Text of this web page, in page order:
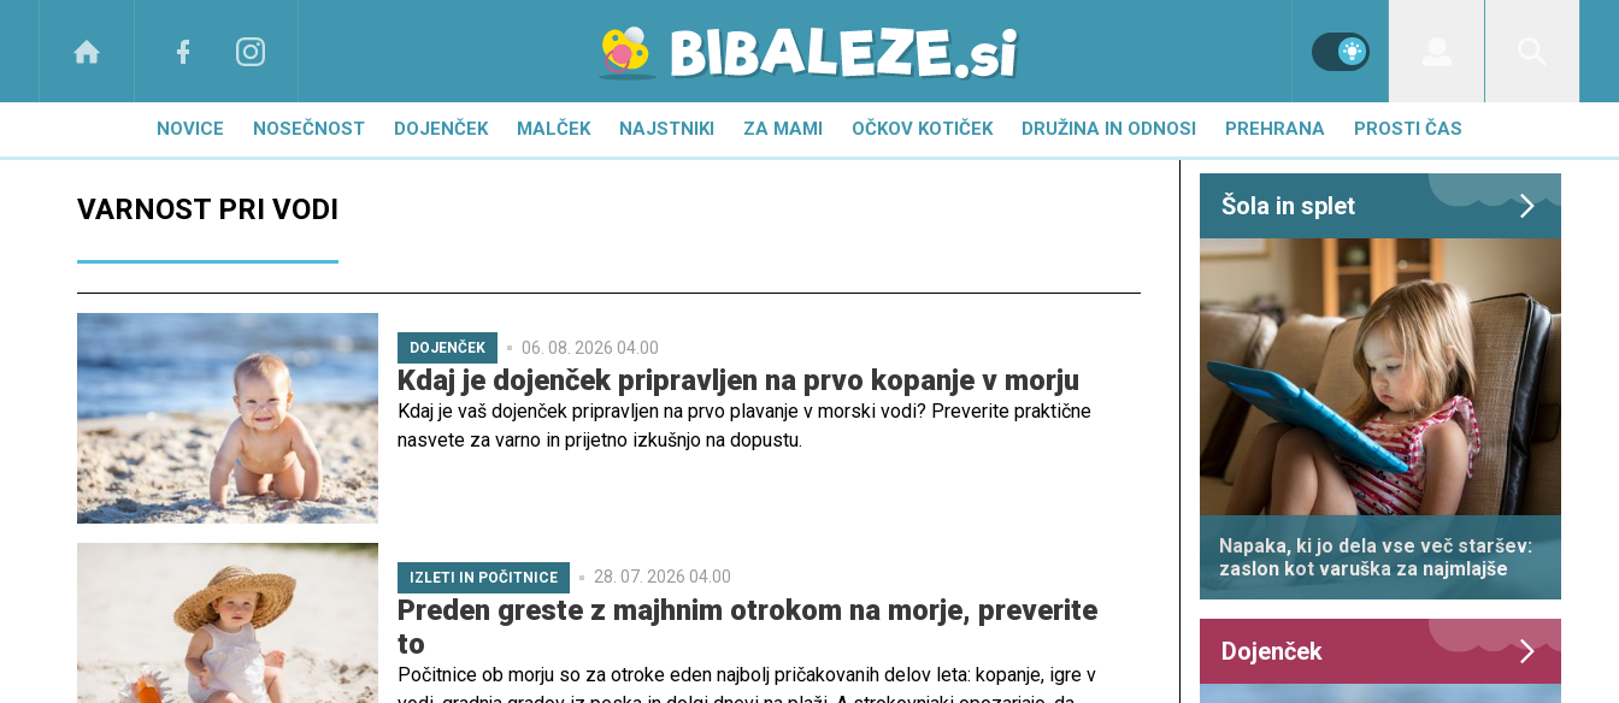
NOVICE NOSEČNOST DOJENČEK MALČEK NAJSTNIKI ZA MAMI OČKOV KOTIČEK DRUŽINA IN ODNOSI PREHRANA PROSTI ČAS
VARNOST PRI VODI
DOJENČEK 06. 08. 2026 04.00
Kdaj je dojenček pripravljen na prvo kopanje v morju
Kdaj je vaš dojenček pripravljen na prvo plavanje v morski vodi? Preverite praktične
nasvete za varno in prijetno izkušnjo na dopustu.
IZLETI IN POČITNICE 28. 07. 2026 04.00
Preden greste z majhnim otrokom na morje, preverite
to
Počitnice ob morju so za otroke eden najbolj pričakovanih delov leta: kopanje, igre v
Šola in splet
Napaka, ki jo dela vse več staršev:
zaslon kot varuška za najmlajše
Dojenček